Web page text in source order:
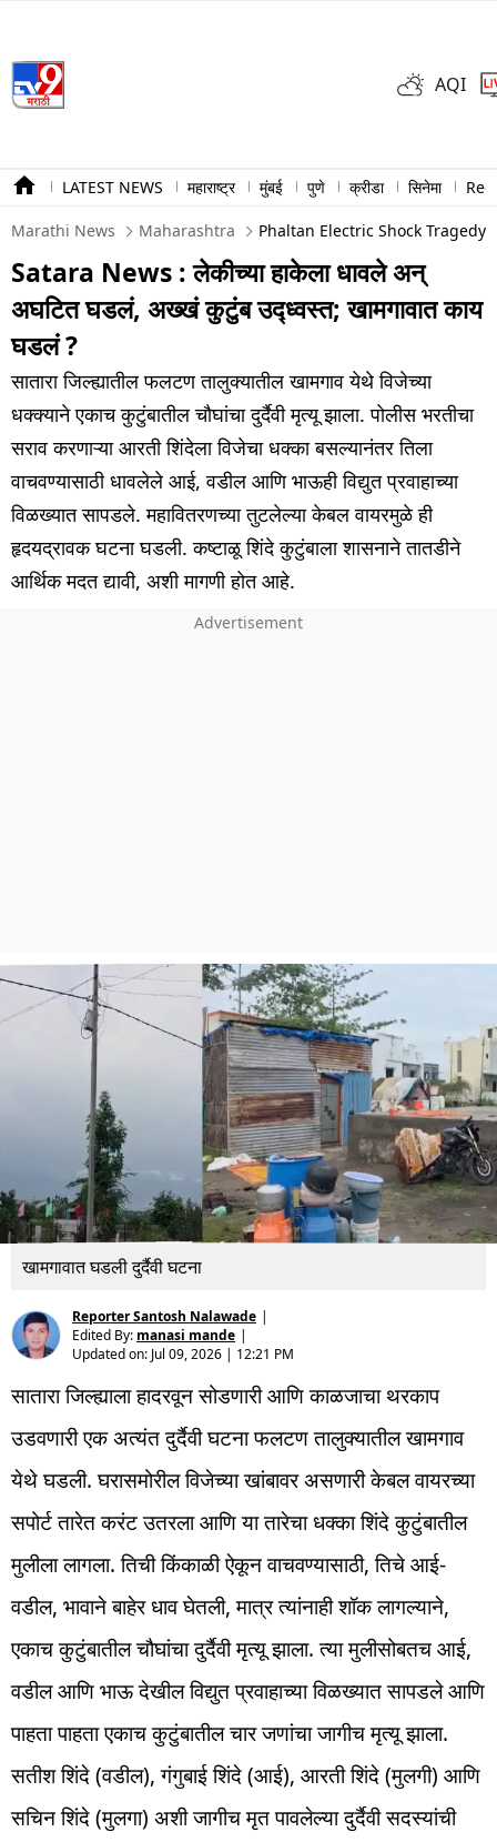
AQI
LATEST NEWS महाराष्ट्र मुंबई पुणे क्रीडा सिनेमा
Marathi News Maharashtra Phaltan Electric Shock Tragedy
Satara News : लेकीच्या हाकेला धावले अन्
अघटित घडलं, अख्खं कुटुंब उद्ध्वस्त; खामगावात काय
घडलं ?
सातारा जिल्ह्यातील फलटण तालुक्यातील खामगाव येथे विजेच्या
धक्क्याने एकाच कुटुंबातील चौघांचा दुर्दैवी मृत्यू झाला. पोलीस भरतीचा
सराव करणाऱ्या आरती शिंदेला विजेचा धक्का बसल्यानंतर तिला
वाचवण्यासाठी धावलेले आई, वडील आणि भाऊही विद्युत प्रवाहाच्या
विळख्यात सापडले. महावितरणच्या तुटलेल्या केबल वायरमुळे ही
हृदयद्रावक घटना घडली. कष्टाळू शिंदे कुटुंबाला शासनाने तातडीने
आर्थिक मदत द्यावी, अशी मागणी होत आहे.
खामगावात घडली दुर्दैवी घटना
Reporter Santosh Nalawade |
Edited By: manasi mande |
Updated on: Jul 09, 2026 | 12:21 PM
सातारा जिल्ह्याला हादरवून सोडणारी आणि काळजाचा थरकाप
उडवणारी एक अत्यंत दुर्दैवी घटना फलटण तालुक्यातील खामगाव
येथे घडली. घरासमोरील विजेच्या खांबावर असणारी केबल वायरच्या
सपोर्ट तारेत करंट उतरला आणि या तारेचा धक्का शिंदे कुटुंबातील
मुलीला लागला. तिची किंकाळी ऐकून वाचवण्यासाठी, तिचे आई-
वडील, भावाने बाहेर धाव घेतली, मात्र त्यांनाही शॉक लागल्याने,
एकाच कुटुंबातील चौघांचा दुर्दैवी मृत्यू झाला. त्या मुलीसोबतच आई,
वडील आणि भाऊ देखील विद्युत प्रवाहाच्या विळख्यात सापडले आणि
पाहता पाहता एकाच कुटुंबातील चार जणांचा जागीच मृत्यू झाला.
सतीश शिंदे (वडील), गंगुबाई शिंदे (आई), आरती शिंदे (मुलगी) आणि
सचिन शिंदे (मुलगा) अशी जागीच मृत पावलेल्या दुर्दैवी सदस्यांची